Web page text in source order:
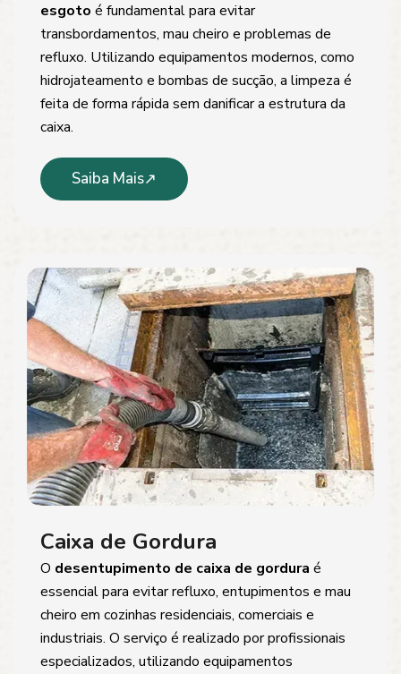
esgoto é fundamental para evitar
transbordamentos, mau cheiro e problemas de
refluxo. Utilizando equipamentos modernos, como
hidrojateamento e bombas de sucção, a limpeza é
feita de forma rápida sem danificar a estrutura da
caixa.
Saiba Mais
Caixa de Gordura
O desentupimento de caixa de gordura é
essencial para evitar refluxo, entupimentos e mau
cheiro em cozinhas residenciais, comerciais e
industriais. O serviço é realizado por profissionais
especializados, utilizando equipamentos